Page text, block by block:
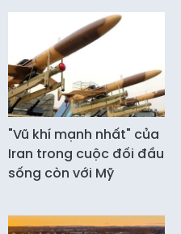
"Vũ khí mạnh nhất" của
Iran trong cuộc đối đầu
sống còn với Mỹ